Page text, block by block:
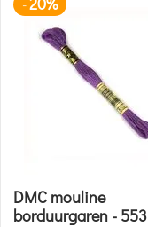
-
DMC mouline
borduurgaren - 553